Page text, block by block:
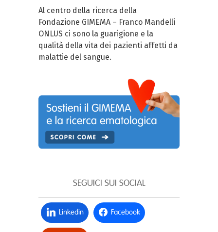
Al centro della ricerca della
Fondazione GIMEMA – Franco Mandelli
ONLUS ci sono la guarigione e la
qualità della vita dei pazienti affetti da
malattie del sangue.
SEGUICI SUI SOCIAL
Linkedin Facebook